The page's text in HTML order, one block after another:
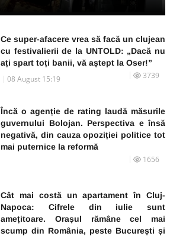
Ce super-afacere vrea să facă un clujean
cu festivalierii de la UNTOLD: „Dacă nu
ați spart toți banii, vă aștept la Oser!”
08 August 15:19 3739
Încă o agenție de rating laudă măsurile
guvernului Bolojan. Perspectiva e însă
negativă, din cauza opoziției politice tot
mai puternice la reformă
1656
Cât mai costă un apartament în Cluj-
Napoca: Cifrele din iulie sunt
amețitoare. Orașul rămâne cel mai
scump din România, peste București și